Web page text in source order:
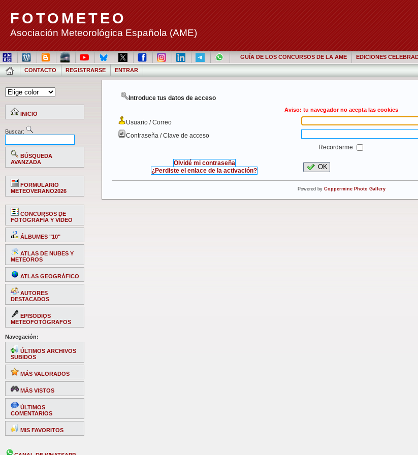
FOTOMETEO
Asociación Meteorológica Española (AME)
GUÍA DE LOS CONCURSOS DE LA AME EDICIONES
CONTACTO REGISTRARSE ENTRAR
INICIO
Buscar:
BÚSQUEDA
AVANZADA
FORMULARIO
METEOVERANO2026
CONCURSOS DE
FOTOGRAFÍA Y VÍDEO
ÁLBUMES "10"
ATLAS DE NUBES Y
METEOROS
ATLAS GEOGRÁFICO
AUTORES
DESTACADOS
EPISODIOS
METEOFOTÓGRAFOS
Navegación:
ÚLTIMOS ARCHIVOS
SUBIDOS
MÁS VALORADOS
MÁS VISTOS
ÚLTIMOS
COMENTARIOS
MIS FAVORITOS
Introduce tus datos de acceso
Aviso: tu navegador no acepta las cookies
Usuario / Correo
Contraseña / Clave de acceso
Recordarme
Olvidé mi contraseña
¿Perdiste el enlace de la activación?
OK
Powered by Coppermine Photo Gallery